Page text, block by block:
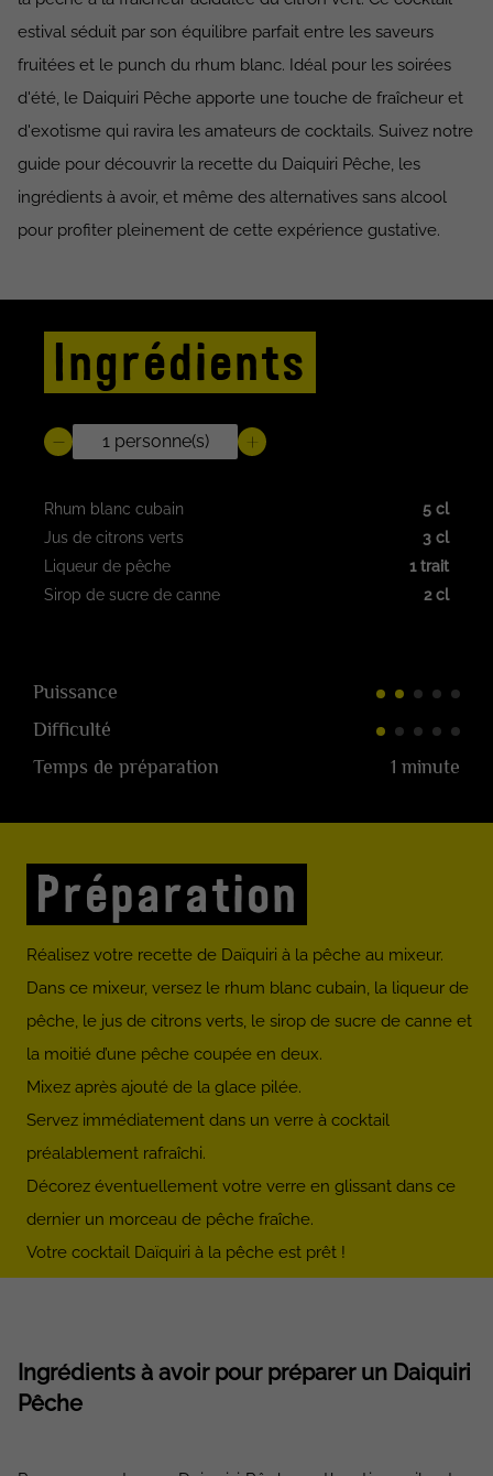
estival séduit par son équilibre parfait entre les saveurs
fruitées et le punch du rhum blanc. Idéal pour les soirées
d'été, le Daiquiri Pêche apporte une touche de fraîcheur et
d'exotisme qui ravira les amateurs de cocktails. Suivez notre
guide pour découvrir la recette du Daiquiri Pêche, les
ingrédients à avoir, et même des alternatives sans alcool
pour profiter pleinement de cette expérience gustative.
Ingrédients
Rhum blanc cubain
5 cl
Jus de citrons verts
3 cl
Liqueur de pêche
1 trait
Sirop de sucre de canne
2 cl
Puissance
Difficulté
Temps de préparation
1 minute
Préparation
Réalisez votre recette de Daïquiri à la pêche au mixeur.
Dans ce mixeur, versez le rhum blanc cubain, la liqueur de
pêche, le jus de citrons verts, le sirop de sucre de canne et
la moitié d’une pêche coupée en deux.
Mixez après ajouté de la glace pilée.
Servez immédiatement dans un verre à cocktail
préalablement rafraîchi.
Décorez éventuellement votre verre en glissant dans ce
dernier un morceau de pêche fraîche.
Votre cocktail Daïquiri à la pêche est prêt !
Ingrédients à avoir pour préparer un Daiquiri
Pêche